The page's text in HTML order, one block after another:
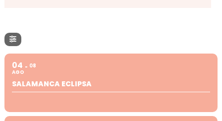
04
AGO
08
SALAMANCA ECLIPSA